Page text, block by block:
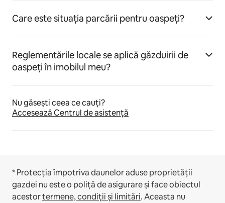
Care este situația parcării pentru oaspeți?
Reglementările locale se aplică găzduirii de
oaspeți în imobilul meu?
Nu găsești ceea ce cauți?
Accesează Centrul de asistență
* Protecția împotriva daunelor aduse proprietății
gazdei nu este o poliță de asigurare și face obiectul
acestortermene, condiții și limitări.Aceasta nu